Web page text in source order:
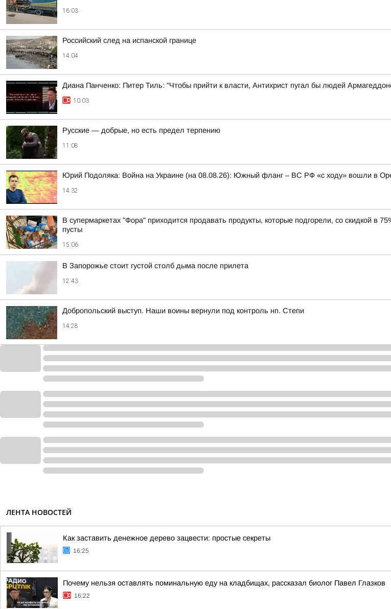
16:03
Российский след на испанской границе
14:04
Диана Панченко: Питер Тиль: "Чтобы прийти к власти, Антихрист пугал бы людей
10:03
Русские — добрые, но есть предел терпению
11:08
Юрий Подоляка: Война на Украине (на 08.08.26): Южный фланг – ВС РФ «с ходу» вошли в
14:32
В супермаркетах "Фора" приходится продавать продукты, которые подгорели, со скидкой в
пусты
15:06
В Запорожье стоит густой столб дыма после прилета
12:43
Добропольский выступ. Наши воины вернули под контроль нп. Степи
14:28
ЛЕНТА НОВОСТЕЙ
Как заставить денежное дерево зацвести: простые секреты
16:25
Почему нельзя оставлять поминальную еду на кладбищах, рассказал биолог Павел Глазков
16:22